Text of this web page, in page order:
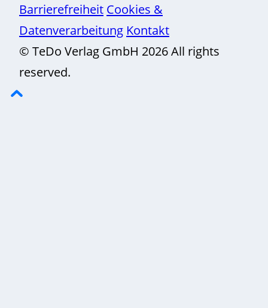
Barrierefreiheit Cookies &
Datenverarbeitung Kontakt
© TeDo Verlag GmbH 2026 All rights
reserved.